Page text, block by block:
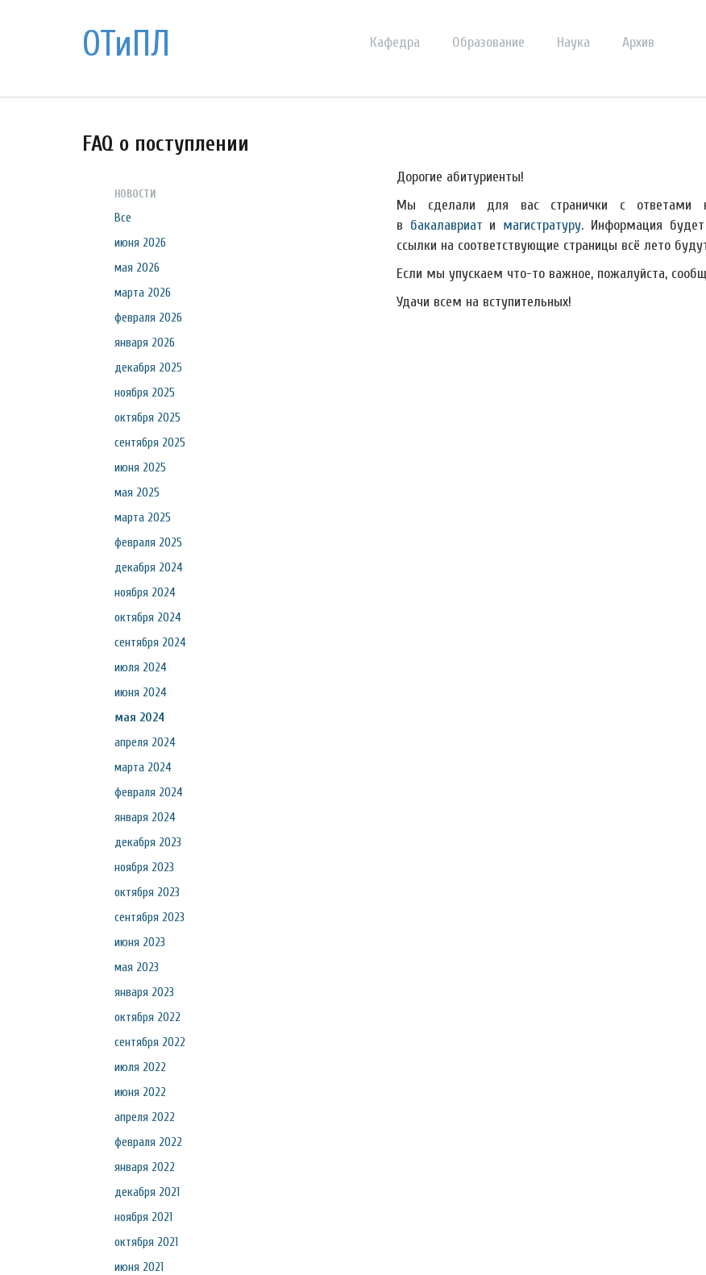
ОТиПЛ Кафедра Образование Наука Архив
FAQ о поступлении
НОВОСТИ
Все
июня 2026
мая 2026
марта 2026
февраля 2026
января 2026
декабря 2025
ноября 2025
октября 2025
сентября 2025
июня 2025
мая 2025
марта 2025
февраля 2025
декабря 2024
ноября 2024
октября 2024
сентября 2024
июля 2024
июня 2024
мая 2024
апреля 2024
марта 2024
февраля 2024
января 2024
декабря 2023
ноября 2023
октября 2023
сентября 2023
июня 2023
мая 2023
января 2023
октября 2022
сентября 2022
июля 2022
июня 2022
апреля 2022
февраля 2022
января 2022
декабря 2021
ноября 2021
октября 2021
июня 2021
Дорогие абитуриенты!
Мы сделали для вас странички с ответами
в бакалавриат и магистратуру. Информация будет
ссылки на соответствующие страницы всё лето
Если мы упускаем что-то важное, пожалуйста,
Удачи всем на вступительных!